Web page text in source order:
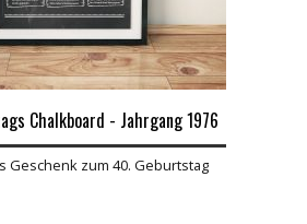
Chalkboard - Jahrgang 1976
Geschenk zum 40. Geburtstag